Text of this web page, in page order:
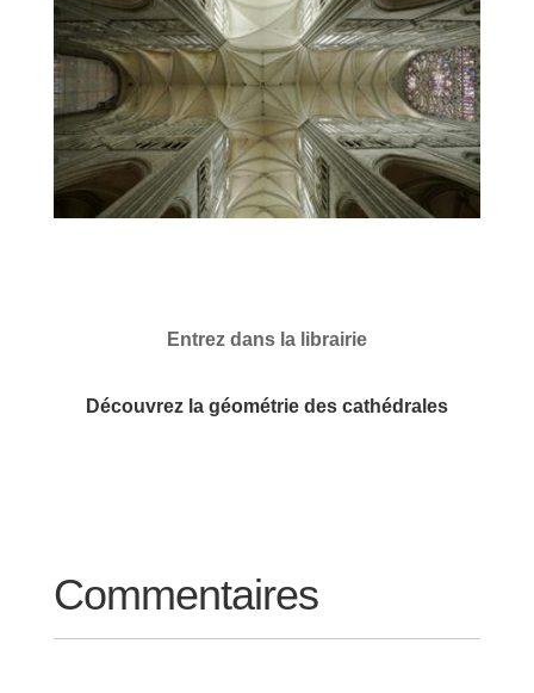
Entrez dans la librairie
Découvrez la géométrie des cathédrales
Commentaires